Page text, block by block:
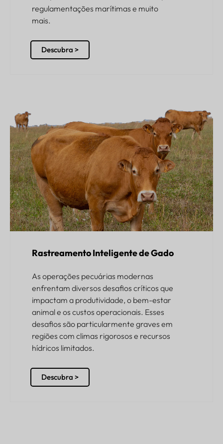
regulamentações marítimas e muito
mais.
Descubra >
Rastreamento Inteligente de Gado
As operações pecuárias modernas
enfrentam diversos desafios críticos que
impactam a produtividade, o bem-estar
animal e os custos operacionais. Esses
desafios são particularmente graves em
regiões com climas rigorosos e recursos
hídricos limitados.
Descubra >